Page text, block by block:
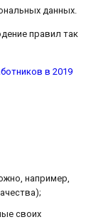
данных.
правил так
в 2019
например,
своих